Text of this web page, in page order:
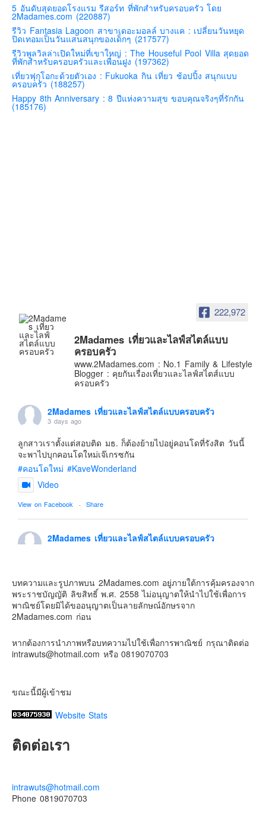
ญี่ปุ่น
คันโต-โตเกียวและรอบๆ
คันไซ-โอซาก้า เกียวโต
คิวชู – ฟุกุโอกะ ซางะ เปปปุ ยุฟุอิน นางาซากิ
ฟูจิ
ฮอกไกโด
ฮ่องกง
ไต้หวัน
อเมริกา
บทความครอบครัว
Beauty Review
รีวิวสายการบิน
Products & Applications
About Us
5 อันดับสุดยอดโรงแรม รีสอร์ท ที่พักสำหรับครอบครัว โดย
2Madames.com (220887)
รีวิว Fantasia Lagoon สาขาเดอะมอลล์ บางแค : เปลี่ยนวันหยุด
ปิดเทอมเป็นวันแสนสนุกของเด็กๆ (217577)
รีวิวพูลวิลล่าเปิดใหม่ที่เขาใหญ่ : The Houseful Pool Villa สุดยอด
ที่พักสำหรับครอบครัวและเพื่อนฝูง (197362)
เที่ยวฟุกุโอกะด้วยตัวเอง : Fukuoka กิน เที่ยว ช้อปปิ้ง สนุกแบบ
ครอบครัว (188257)
Happy 8th Anniversary : 8 ปีแห่งความสุข ขอบคุณจริงๆที่รักกัน
(185176)
222,972
2Madames เที่ยวและไลฟ์สไตล์แบบ
ครอบครัว
www.2Madames.com : No.1 Family & Lifestyle
Blogger : คุยกันเรื่องเที่ยวและไลฟ์สไตส์แบบ
ครอบครัว
2Madames เที่ยวและไลฟ์สไตล์แบบครอบครัว
3 days ago
ลูกสาวเราตั้งแต่สอบติด มธ. ก็ต้องย้ายไปอยู่คอนโดที่รังสิต วันนี้
จะพาไปบุกคอนโดใหม่เจ๊เกรซกัน
#คอนโดใหม่ #KaveWonderland
Video
View on Facebook · Share
2Madames เที่ยวและไลฟ์สไตล์แบบครอบครัว
ปล. ขอบคุณเสื้อทีมน่ารักๆจากBabyLovett เสื้อผ้าเด็ก
#รักใครให้พาไปดิสนีย์แลนด์ #hongkongdisneyland
#discoverhongkong #hongkongsummerfu
Photo
View on Facebook
บทความและรูปภาพบน 2Madames.com อยู่ภายใต้การคุ้มครองจาก
พระราชบัญญัติ ลิขสิทธิ์ พ.ศ. 2558 ไม่อนุญาตให้นำไปใช้เพื่อการ
พาณิชย์โดยมิได้ขออนุญาตเป็นลายลักษณ์อักษรจาก
2Madames.com ก่อน
หากต้องการนำภาพหรือบทความไปใช้เพื่อการพาณิชย์ กรุณาติดต่อ
intrawuts@hotmail.com หรือ 0819070703
ขณะนี้มีผู้เข้าชม
Website Stats
ติดต่อเรา
intrawuts@hotmail.com
Phone 0819070703